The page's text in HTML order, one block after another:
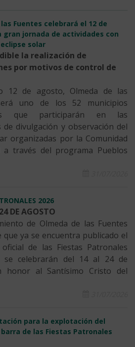
Fuentes celebrará el 12 de
gran jornada de actividades con
solar
la realización de
por motivos de control de
12 de agosto, Olmeda de las
uno de los 52 municipios
que participarán en las
de divulgación y observación del
organizadas por la Comunidad
a través del programa Pueblos
2026
DE AGOSTO
de Olmeda de las Fuentes
que ya se encuentra publicado el
de las Fiestas Patronales
se celebrarán del 14 al 24 de
honor al Santísimo Cristo del
para la explotación del
de las Fiestas Patronales